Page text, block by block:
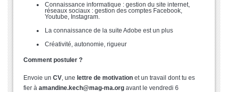
Connaissance informatique : gestion du site internet,
réseaux sociaux : gestion des comptes Facebook,
Youtube, Instagram.
La connaissance de la suite Adobe est un plus
Créativité, autonomie, rigueur
Comment postuler ?
Envoie un CV , une lettre de motivation et un travail dont tu es
fier à amandine.kech@mag-ma.org avant le vendredi 6